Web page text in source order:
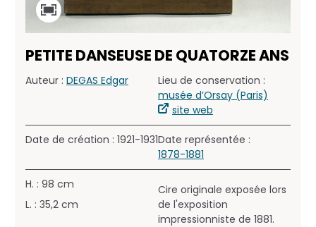
PETITE DANSEUSE DE QUATORZE ANS
Auteur : DEGAS Edgar
Lieu de conservation :
musée d’Orsay (Paris)
site web
Date de création : 1921-1931Date représentée :
1878-1881
H. : 98 cm
L. : 35,2 cm
Cire originale exposée lors
de l'exposition
impressionniste de 1881.